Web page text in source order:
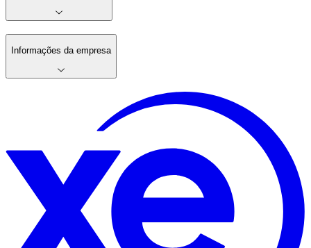
Informações da empresa